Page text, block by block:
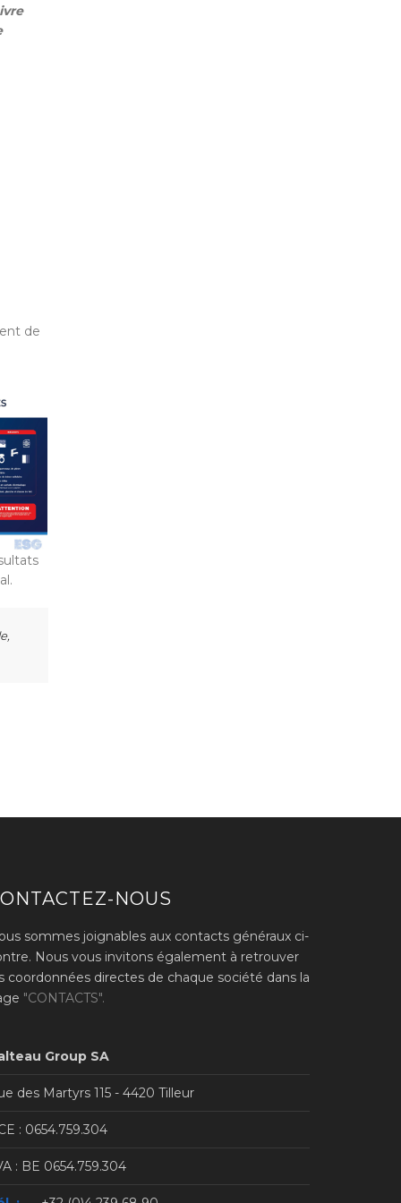
de
NOUS
sommes joignables aux contacts généraux ci-
Nous vous invitons également à retrouver
coordonnées directes de chaque société dans la
"CONTACTS".
Group SA
des Martyrs 115 - 4420 Tilleur
: 0654.759.304
: BE 0654.759.304